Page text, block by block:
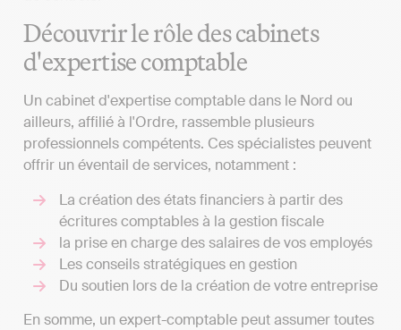
Découvrir le rôle des cabinets
d'expertise comptable
Un cabinet d'expertise comptable dans le Nord ou
ailleurs, affilié à l'Ordre, rassemble plusieurs
professionnels compétents. Ces spécialistes peuvent
offrir un éventail de services, notamment :
La création des états financiers à partir des
écritures comptables à la gestion fiscale
la prise en charge des salaires de vos employés
Les conseils stratégiques en gestion
Du soutien lors de la création de votre entreprise
En somme, un expert-comptable peut assumer toutes